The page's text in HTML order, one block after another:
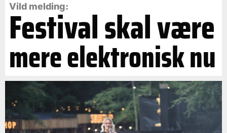
Vild melding:
Festival skal være
mere elektronisk nu